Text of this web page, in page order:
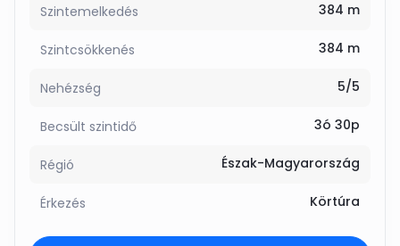
Szintemelkedés 384 m
Szintcsökkenés 384 m
Nehézség 5/5
Becsült szintidő 3ó 30p
Régió Észak-Magyarország
Érkezés Körtúra